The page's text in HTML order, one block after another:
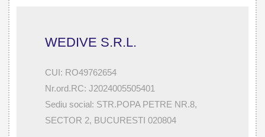
WEDIVE S.R.L.
CUI: RO49762654
Nr.ord.RC: J2024005505401
Sediu social: STR.POPA PETRE NR.8,
SECTOR 2, BUCURESTI 020804